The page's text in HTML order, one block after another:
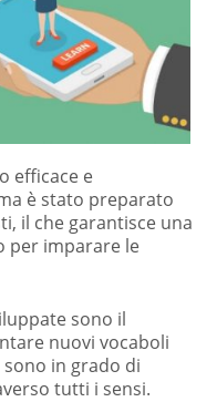
efficace e
è stato preparato
il che garantisce una
per imparare le
sono il
nuovi vocaboli
in grado di
tutti i sensi.